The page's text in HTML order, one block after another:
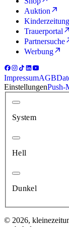
Auktion
Kinderzeitung
Trauerportal
Partnersuche
Werbung
ImpressumAGB
EinstellungenPush-
System
Hell
Dunkel
© 2026,